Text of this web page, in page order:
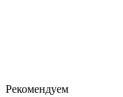
Рекомендуем